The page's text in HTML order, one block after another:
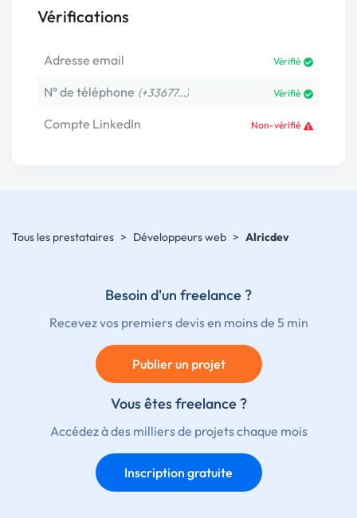
Vérifications
Adresse email Vérifié
N° de téléphone (+33677…) Vérifié
Compte LinkedIn Non-vérifié
Tous les prestataires > Développeurs web > Alricdev
Besoin d'un freelance ?
Recevez vos premiers devis en moins de 5 min
Publier un projet
Vous êtes freelance ?
Accédez à des milliers de projets chaque mois
Inscription gratuite